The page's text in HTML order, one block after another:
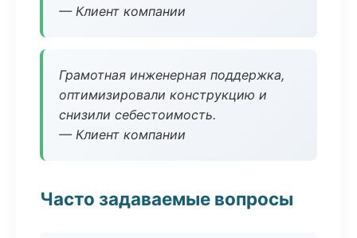
— Клиент компании
Грамотная инженерная поддержка,
оптимизировали конструкцию и
снизили себестоимость.
— Клиент компании
Часто задаваемые вопросы